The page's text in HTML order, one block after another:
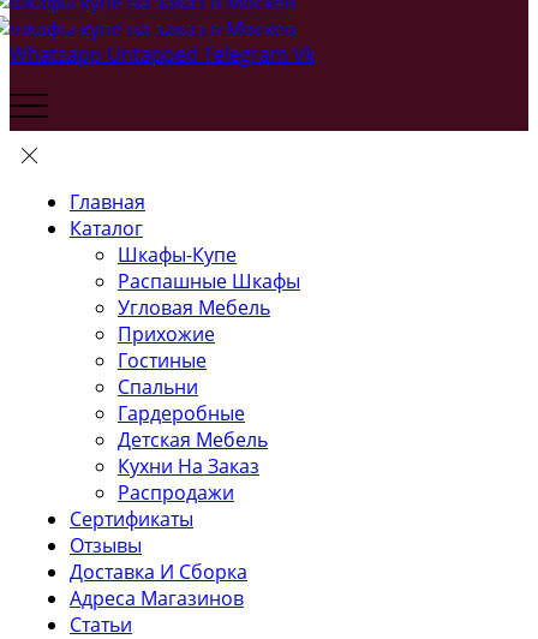
Whatsapp Untapped Telegram Vk
Главная
Каталог
Шкафы-Купе
Распашные Шкафы
Угловая Мебель
Прихожие
Гостиные
Спальни
Гардеробные
Детская Мебель
Кухни На Заказ
Распродажи
Сертификаты
Отзывы
Доставка И Сборка
Адреса Магазинов
Статьи